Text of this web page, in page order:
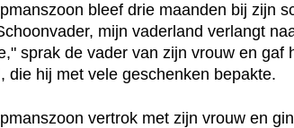
bleef drie maanden bij zijn
mijn vaderland verlangt
sprak de vader van zijn vrouw en gaf
die hij met vele geschenken bepakte.
vertrok met zijn vrouw en